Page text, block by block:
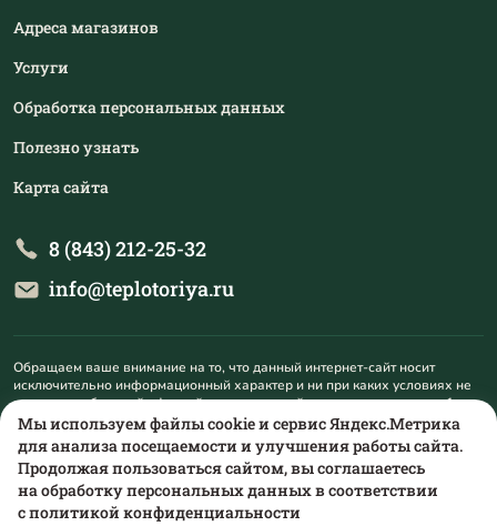
Адреса магазинов
Услуги
Обработка персональных данных
Полезно узнать
Карта сайта
8 (843) 212-25-32
info@teplotoriya.ru
Обращаем ваше внимание на то, что данный интернет-сайт носит
исключительно информационный характер и ни при каких условиях не
является публичной офертой, определяемой положениями пункта 1
статьи 437 Гражданского кодекса Российской Федерации. Для
получения подробной информации о наличии и стоимости указанных
товаров и (или) услуг, пожалуйста, обращайтесь на mail@teplotoriya.ru.
Мы используем файлы cookie и сервис Яндекс.Метрика
для анализа посещаемости и улучшения работы сайта.
Продолжая пользоваться сайтом, вы соглашаетесь
на обработку персональных данных в соответствии
сполитикой конфиденциальности